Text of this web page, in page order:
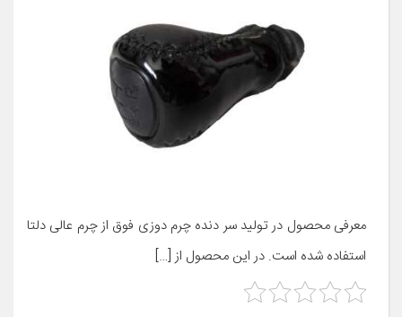
معرفی محصول در تولید سر دنده چرم دوزی فوق از چرم عالی دلتا
استفاده شده است. در این محصول از […]